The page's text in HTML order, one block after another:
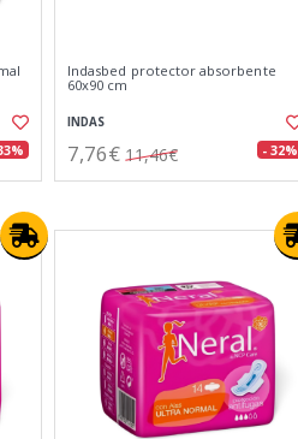
Indasbed protector absorbente
60x90 cm
INDAS
7,76€ 11,46€ - 32%